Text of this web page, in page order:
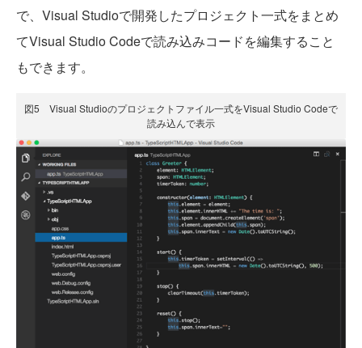
で、Visual Studioで開発したプロジェクト一式をまとめ
てVisual Studio Codeで読み込みコードを編集すること
もできます。
図5 Visual Studioのプロジェクトファイル一式をVisual Studio Codeで
読み込んで表示